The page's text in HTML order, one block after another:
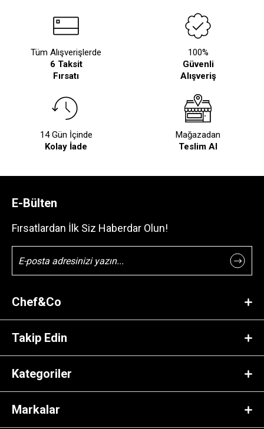
Tüm Alışverişlerde
6 Taksit
Fırsatı
100%
Güvenli
Alışveriş
14 Gün İçinde
Kolay İade
Mağazadan
Teslim Al
E-Bülten
Fırsatlardan İlk Siz Haberdar Olun!
Chef&Co
Takip Edin
Kategoriler
Markalar